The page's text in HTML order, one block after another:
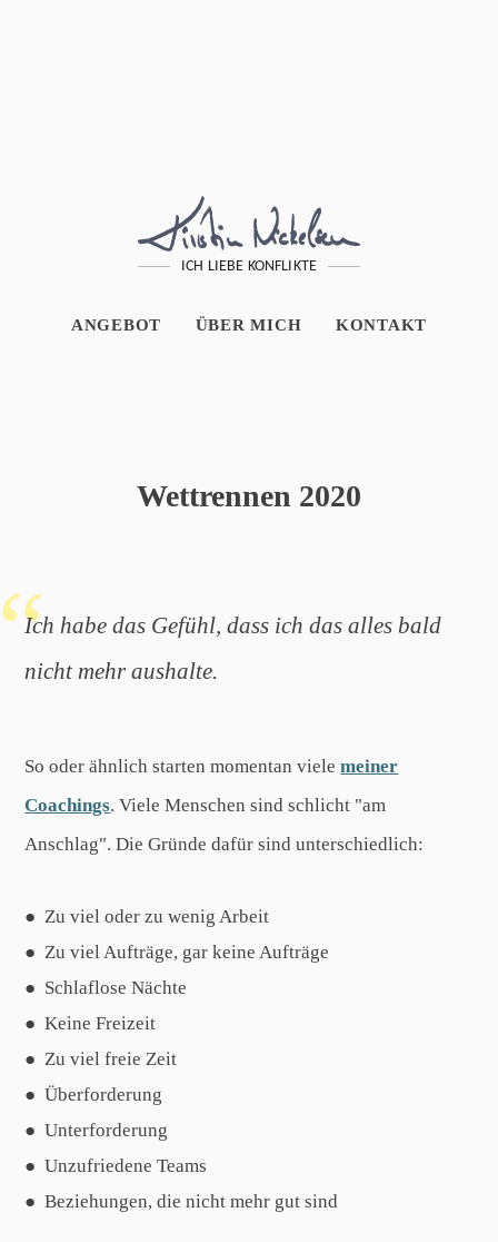
ICH LIEBE KONFLIKTE
ANGEBOT ÜBER MICH KONTAKT
Wettrennen 2020
Ich habe das Gefühl, dass ich das alles bald
nicht mehr aushalte.
So oder ähnlich starten momentan vielemeiner
Coachings. Viele Menschen sind schlicht "am
Anschlag". Die Gründe dafür sind unterschiedlich:
Zu viel oder zu wenig Arbeit
Zu viel Aufträge, gar keine Aufträge
Schlaflose Nächte
Keine Freizeit
Zu viel freie Zeit
Überforderung
Unterforderung
Unzufriedene Teams
Beziehungen, die nicht mehr gut sind